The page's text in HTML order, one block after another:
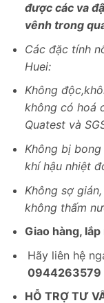
được các va
vênh trong
Các đặc tính
Huei:
Không
không có hoá
Quatest và
Không bị
khí hậu nhiệt
Không sợ
không thấm
Giao hàng,
Hãy liên hệ
0944263579
HỖ TRỢ TƯ